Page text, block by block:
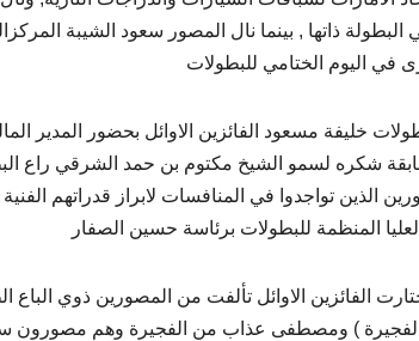
ذاتها , بينما نال المصور سعود الشيبة
في اليوم الختامي للبطولات
خليفة مسعود الفائزين الاوائل بحضور المدير
شكره لسمو الشيخ مكتوم بن حمد الشرقي راع
الذين تواجدوا في المنافسات لابراز قدراتهم
المنظمة للبطولات برئاسة حسين الصفار
الفائزين الاوائل تألفت من المصورين ذوي
الفجيرة ) ومصطفى عذاب من الفجيرة وهم مصورون